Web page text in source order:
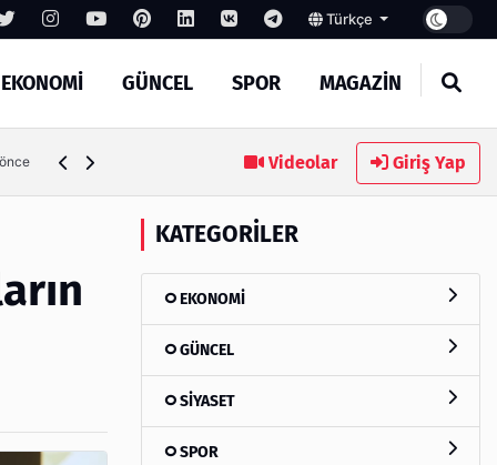
Türkçe
EKONOMİ GÜNCEL SPOR MAGAZİN
Videolar Giriş Yap
KATEGORILER
EKONOMİ
GÜNCEL
SİYASET
SPOR